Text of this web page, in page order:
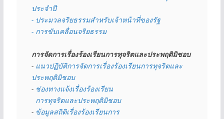
ประจำปี
- ประมวลจริยธรรมสำหรับเจ้าหน้าที่ของรัฐ
- การขับเคลื่อนจริยธรรม
การจัดการเรื่องร้องเรียนการทุจริตและประพฤติมิชอบ
- แนวปฏิบัติการจัดการเรื่องร้องเรียนการทุจริตและ
ประพฤติมิชอบ
- ช่องทางแจ้งเรื่องร้องเรียน
  การทุจริตและประพฤติมิชอบ
- ข้อมูลสถิติเรื่องร้องเรียนการ